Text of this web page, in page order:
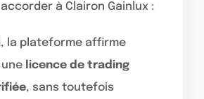
à Clairon Gainlux :
la plateforme affirme
licence de trading
, sans toutefois